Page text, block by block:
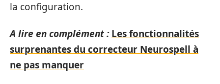
la configuration.
A lire en complément : Les fonctionnalités
surprenantes du correcteur Neurospell à
ne pas manquer